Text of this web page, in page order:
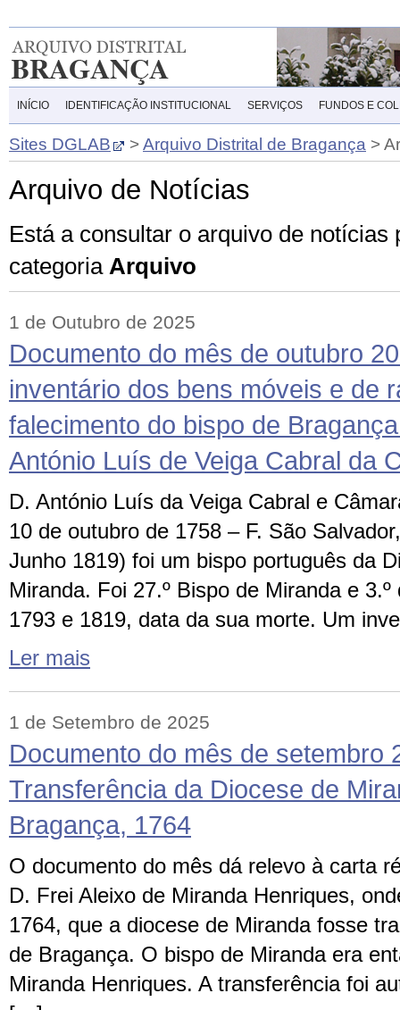
INÍCIO IDENTIFICAÇÃO INSTITUCIONAL SERVIÇOS FUNDOS E
Sites DGLAB >Arquivo Distrital de Bragança >
Arquivo de Notícias
Está a consultar o arquivo de notícias
categoria Arquivo
1 de Outubro de 2025
Documento do mês de outubro
inventário dos bens móveis e de
falecimento do bispo de
António Luís de Veiga Cabral da
D. António Luís da Veiga Cabral e
10 de outubro de 1758 – F. São
Junho 1819) foi um bispo português da
Miranda. Foi 27.º Bispo de Miranda e
1793 e 1819, data da sua morte. Um
Ler mais
1 de Setembro de 2025
Documento do mês de setembro
Transferência da Diocese de
Bragança, 1764
O documento do mês dá relevo à carta
D. Frei Aleixo de Miranda Henriques,
1764, que a diocese de Miranda fosse
de Bragança. O bispo de Miranda era
Miranda Henriques. A transferência foi